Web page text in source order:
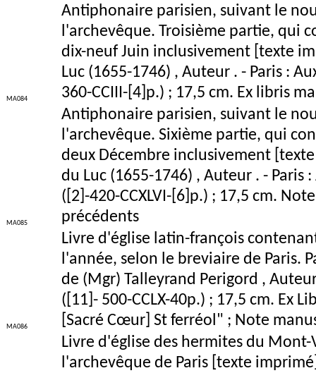
MA084
Antiphonaire parisien, suivant le
l'archevêque. Troisième partie, qui
dix-neuf Juin inclusivement [texte
Luc (1655-1746) , Auteur . - Paris :
360-CCIII-[4]p.) ; 17,5 cm. Ex libris
MA085
Antiphonaire parisien, suivant le
l'archevêque. Sixième partie, qui
deux Décembre inclusivement
du Luc (1655-1746) , Auteur . - Paris
([2]-420-CCXLVI-[6]p.) ; 17,5 cm.
précédents
MA086
Livre d'église latin-françois
l'année, selon le breviaire de Paris.
de (Mgr) Talleyrand Perigord ,
([11]- 500-CCLX-40p.) ; 17,5 cm. Ex
[Sacré Cœur] St ferréol" ; Note
Livre d'église des hermites du
l'archevêque de Paris [texte